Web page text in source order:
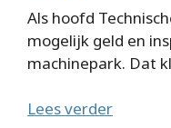
Als hoofd
mogelijk geld en
machinepark. Dat
Lees verder